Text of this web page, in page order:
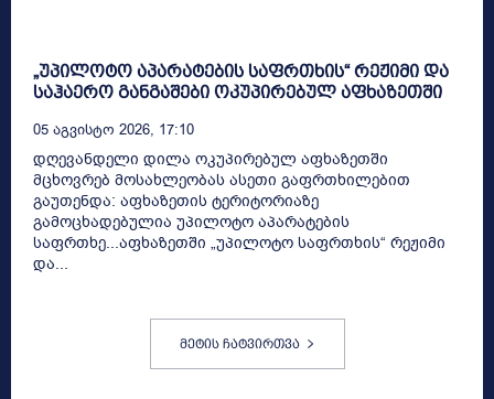
„უპილოტო აპარატების საფრთხის“ რეჟიმი და
საჰაერო განგაშები ოკუპირებულ აფხაზეთში
05 Აგვისტო 2026, 17:10
დღევანდელი დილა ოკუპირებულ აფხაზეთში
მცხოვრებ მოსახლეობას ასეთი გაფრთხილებით
გაუთენდა: აფხაზეთის ტერიტორიაზე
გამოცხადებულია უპილოტო აპარატების
საფრთხე...აფხაზეთში „უპილოტო საფრთხის“ რეჟიმი
და...
მეტის ჩატვირთვა